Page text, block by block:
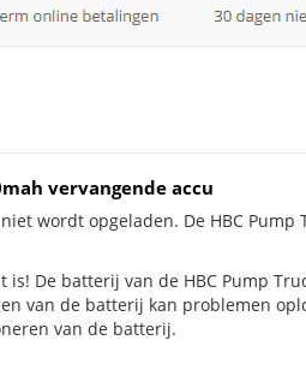
vervangende accu
wordt opgeladen. De HBC Pump
De batterij van de HBC Pump
van de batterij kan problemen
van de batterij.